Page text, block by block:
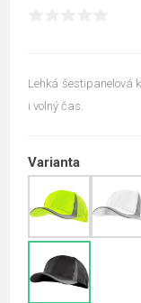
Lehká šestipanelová
i volný čas.
Varianta